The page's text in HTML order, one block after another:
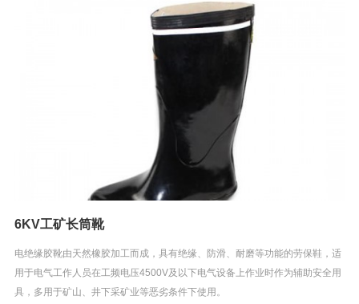
6KV工矿长筒靴
电绝缘胶靴由天然橡胶加工而成，具有绝缘、防滑、耐磨等功能的劳保鞋，适
用于电气工作人员在工频电压4500V及以下电气设备上作业时作为辅助安全用
具，多用于矿山、井下采矿业等恶劣条件下使用。